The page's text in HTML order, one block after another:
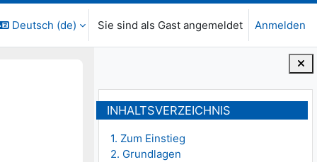
Deutsch ‎(de)‎ Sie sind als Gast angemeldet Anmelden
Blöcke
INHALTSVERZEICHNIS
1. Zum Einstieg
2. Grundlagen